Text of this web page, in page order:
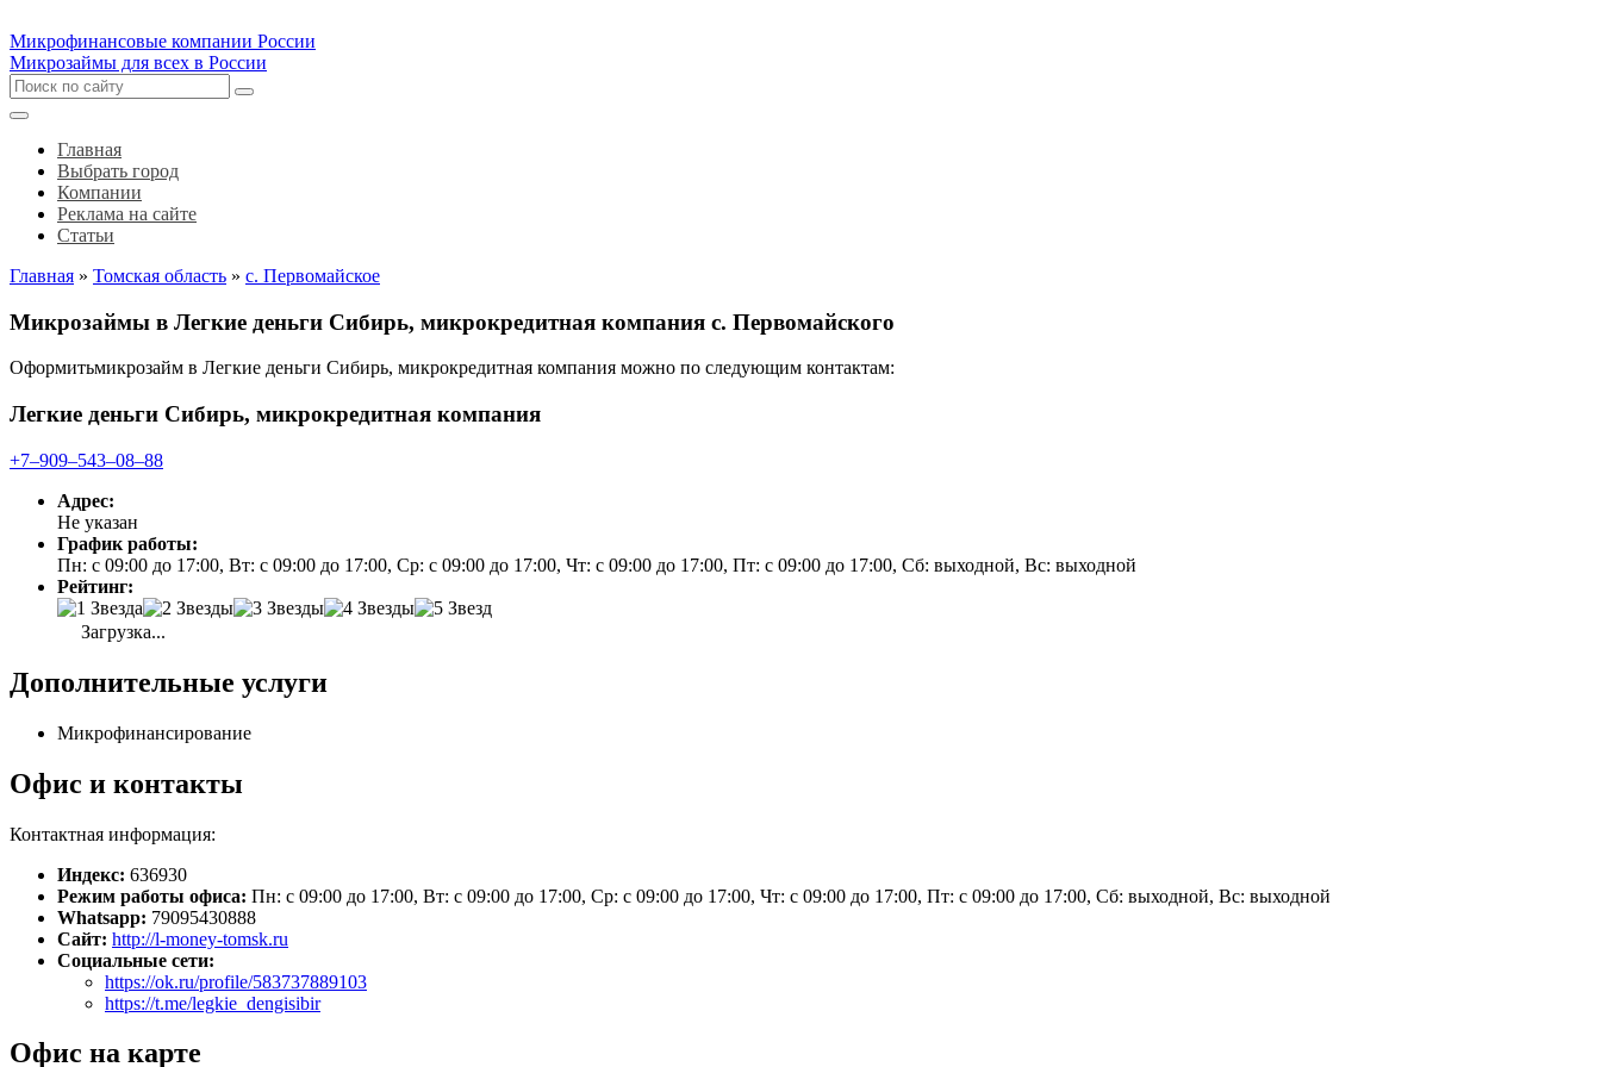
Микрофинансовые компании России
Микрозаймы для всех в России
Главная
Выбрать город
Компании
Реклама на сайте
Статьи
Главная » Томская область » с. Первомайское
Микрозаймы в Легкие деньги Сибирь, микрокредитная компания с. Первомайского
Оформитьмикрозайм в Легкие деньги Сибирь, микрокредитная компания можно по следующим контактам:
Легкие деньги Сибирь, микрокредитная компания
+7‒909‒543‒08‒88
Адрес:
Не указан
График работы:
Пн: с 09:00 до 17:00, Вт: с 09:00 до 17:00, Ср: с 09:00 до 17:00, Чт: с 09:00 до 17:00, Пт: с 09:00 до 17:00, Сб: выходной, Вс: выходной
Рейтинг:
Загрузка...
Дополнительные услуги
Микрофинансирование
Офис и контакты
Контактная информация:
Индекс: 636930
Режим работы офиса: Пн: с 09:00 до 17:00, Вт: с 09:00 до 17:00, Ср: с 09:00 до 17:00, Чт: с 09:00 до 17:00, Пт: с 09:00 до 17:00, Сб: выходной, Вс: выходной
Whatsapp: 79095430888
Сайт: http://l-money-tomsk.ru
Социальные сети:
https://ok.ru/profile/583737889103
https://t.me/legkie_dengisibir
Офис на карте